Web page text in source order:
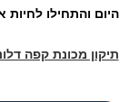
היום והתחילו
תיקון מכונת קפה